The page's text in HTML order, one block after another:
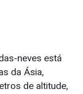
neves está
da Ásia,
de altitude,